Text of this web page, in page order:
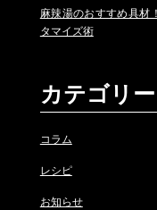
麻辣湯のおすすめ具材
タマイズ術
カテゴリー
コラム
レシピ
お知らせ